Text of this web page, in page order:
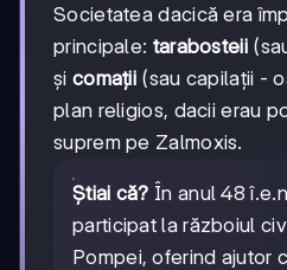
Societatea dacică era
principale: tarabosteii
și comații (sau capilații -
plan religios, dacii erau
suprem pe Zalmoxis.
Știai că? În anul 48
participat la războiul
Pompei, oferind ajutor